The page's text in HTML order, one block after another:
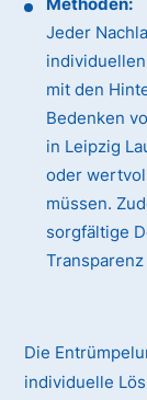
Methoden:
Jeder
mit den
Bedenken
in Leipzig
oder
müssen.
sorgfältige
Die
individuelle